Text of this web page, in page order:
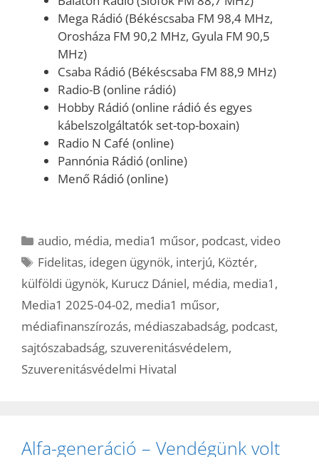
Mega Rádió (Békéscsaba FM 98,4 MHz,
Orosháza FM 90,2 MHz, Gyula FM 90,5
MHz)
Csaba Rádió (Békéscsaba FM 88,9 MHz)
Radio-B (online rádió)
Hobby Rádió (online rádió és egyes
kábelszolgáltatók set-top-boxain)
Radio N Café (online)
Pannónia Rádió (online)
Menő Rádió (online)
Kategória
audio, média, media1 műsor, podcast,video
Címkék
Fidelitas, idegen ügynök, interjú, Köztér,
külföldi ügynök, Kurucz Dániel, média, media1 ,
Media1 2025-04-02, media1 műsor,
médiafinanszírozás, médiaszabadság, podcast,
sajtószabadság, szuverenitásvédelem,
Szuverenitásvédelmi Hivatal
Alfa-generáció – Vendégünk volt